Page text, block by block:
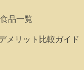
品一覧
メリット比較ガイド